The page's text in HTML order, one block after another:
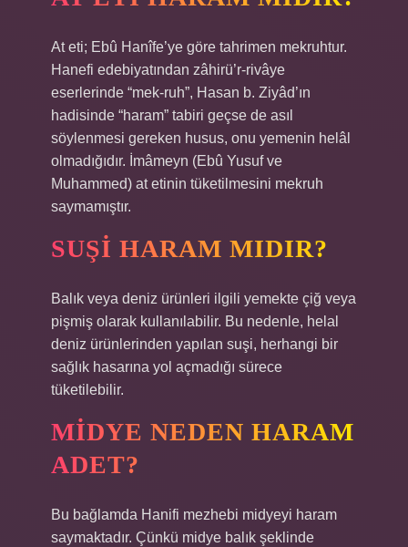
At eti; Ebû Hanîfe’ye göre tahrimen mekruhtur.
Hanefi edebiyatından zâhirü’r-rivâye
eserlerinde “mek-ruh”, Hasan b. Ziyâd’ın
hadisinde “haram” tabiri geçse de asıl
söylenmesi gereken husus, onu yemenin helâl
olmadığıdır. İmâmeyn (Ebû Yusuf ve
Muhammed) at etinin tüketilmesini mekruh
saymamıştır.
SUŞI HARAM MIDIR?
Balık veya deniz ürünleri ilgili yemekte çiğ veya
pişmiş olarak kullanılabilir. Bu nedenle, helal
deniz ürünlerinden yapılan suşi, herhangi bir
sağlık hasarına yol açmadığı sürece
tüketilebilir.
MIDYE NEDEN HARAM
ADET?
Bu bağlamda Hanifi mezhebi midyeyi haram
saymaktadır. Çünkü midye balık şeklinde